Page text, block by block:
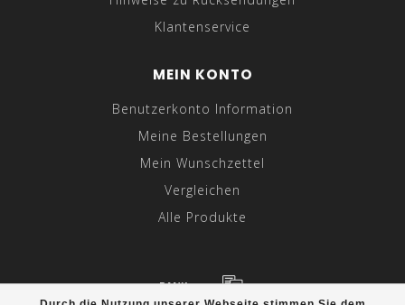
Klantenservice
MEIN KONTO
Benutzerkonto Information
Meine Bestellungen
Mein Wunschzettel
Vergleichen
Alle Produkte